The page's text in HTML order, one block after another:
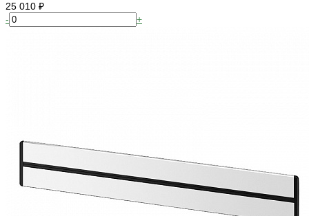
25 010 ₽
-
+